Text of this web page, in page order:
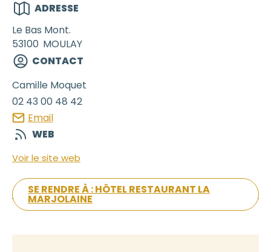
ADRESSE
Le Bas Mont.
53100 MOULAY
CONTACT
Camille Moquet
02 43 00 48 42
Email
WEB
Voir le site web
SE RENDRE À : HÔTEL RESTAURANT LA
MARJOLAINE